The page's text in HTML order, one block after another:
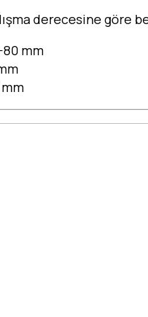
derecesine göre
80 mm